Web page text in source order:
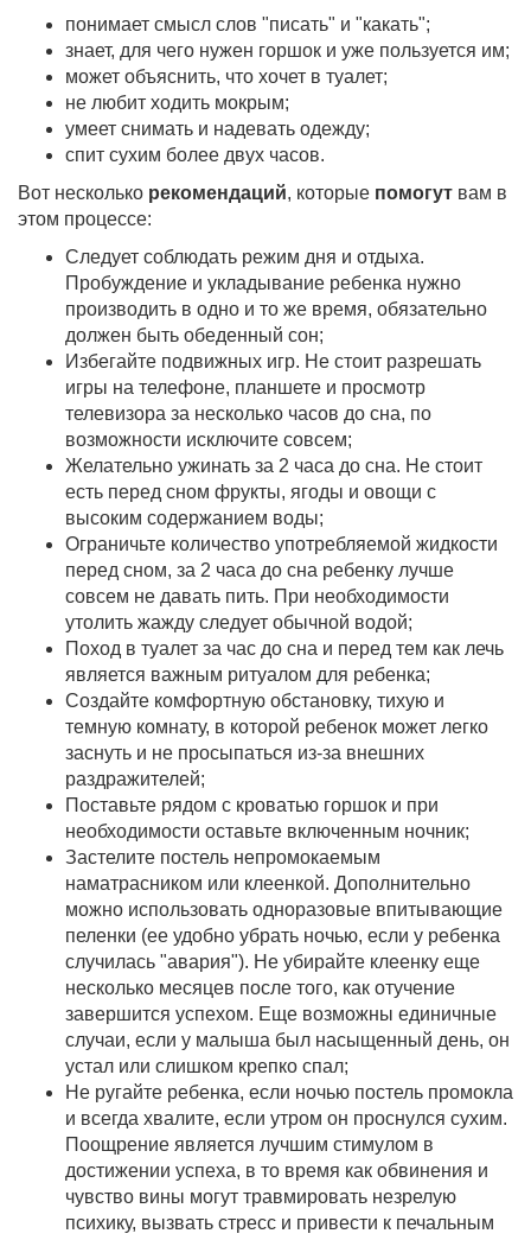
понимает смысл слов "писать" и "какать";
знает, для чего нужен горшок и уже пользуется им;
может объяснить, что хочет в туалет;
не любит ходить мокрым;
умеет снимать и надевать одежду;
спит сухим более двух часов.
Вот несколько рекомендаций, которые помогут вам в
этом процессе:
Следует соблюдать режим дня и отдыха.
Пробуждение и укладывание ребенка нужно
производить в одно и то же время, обязательно
должен быть обеденный сон;
Избегайте подвижных игр. Не стоит разрешать
игры на телефоне, планшете и просмотр
телевизора за несколько часов до сна, по
возможности исключите совсем;
Желательно ужинать за 2 часа до сна. Не стоит
есть перед сном фрукты, ягоды и овощи с
высоким содержанием воды;
Ограничьте количество употребляемой жидкости
перед сном, за 2 часа до сна ребенку лучше
совсем не давать пить. При необходимости
утолить жажду следует обычной водой;
Поход в туалет за час до сна и перед тем как лечь
является важным ритуалом для ребенка;
Создайте комфортную обстановку, тихую и
темную комнату, в которой ребенок может легко
заснуть и не просыпаться из-за внешних
раздражителей;
Поставьте рядом с кроватью горшок и при
необходимости оставьте включенным ночник;
Застелите постель непромокаемым
наматрасником или клеенкой. Дополнительно
можно использовать одноразовые впитывающие
пеленки (ее удобно убрать ночью, если у ребенка
случилась "авария"). Не убирайте клеенку еще
несколько месяцев после того, как отучение
завершится успехом. Еще возможны единичные
случаи, если у малыша был насыщенный день, он
устал или слишком крепко спал;
Не ругайте ребенка, если ночью постель промокла
и всегда хвалите, если утром он проснулся сухим.
Поощрение является лучшим стимулом в
достижении успеха, в то время как обвинения и
чувство вины могут травмировать незрелую
психику, вызвать стресс и привести к печальным